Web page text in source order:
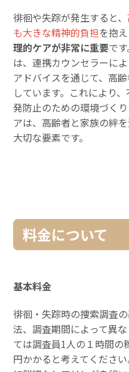
徘徊や失踪が発生すると、
も大きな精神的負担を抱
理的ケアが非常に重要で
は、連携カウンセラーに
アドバイスを通じて、高
しています。これにより
発防止のための環境づく
アは、高齢者と家族の絆
大切な要素です。
料金について
基本料金
徘徊・失踪時の捜索調査
法、調査期間によって異
ては調査員1人の１時間の
円かかると考えてくださ